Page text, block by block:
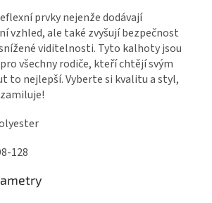
prvky nejenže dodávají
vzhled, ale také zvyšují bezpečnost
viditelnosti. Tyto kalhoty jsou
všechny rodiče, kteří chtějí svým
to nejlepší. Vyberte si kvalitu a styl,
128